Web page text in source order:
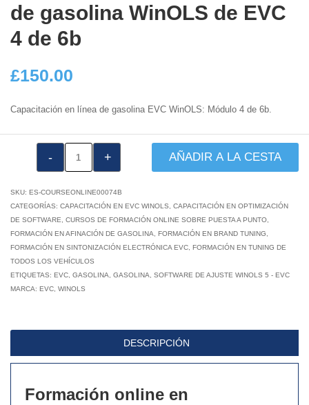
de gasolina WinOLS de EVC
4 de 6b
£150.00
Capacitación en línea de gasolina EVC WinOLS: Módulo 4 de 6b.
Módulo
ajuste
de
WinOLS
de
EVC
de
cantidad
AÑADIR A LA CESTA
SKU: ES-COURSEONLINE00074B
CATEGORÍAS: CAPACITACIÓN EN EVC WINOLS, CAPACITACIÓN EN OPTIMIZACIÓN
DE SOFTWARE, CURSOS DE FORMACIÓN ONLINE SOBRE PUESTA A PUNTO,
FORMACIÓN EN AFINACIÓN DE GASOLINA, FORMACIÓN EN BRAND TUNING,
FORMACIÓN EN SINTONIZACIÓN ELECTRÓNICA EVC, FORMACIÓN EN TUNING DE
TODOS LOS VEHÍCULOS
ETIQUETAS: EVC, GASOLINA, GASOLINA, SOFTWARE DE AJUSTE WINOLS 5 - EVC
MARCA: EVC, WINOLS
DESCRIPCIÓN
Formación online en